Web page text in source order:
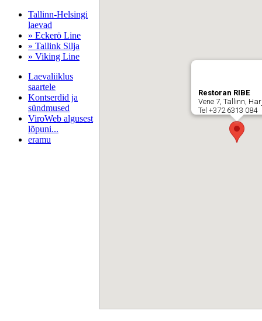
Tallinn-Helsingi
laevad
» Eckerö Line
» Tallink Silja
» Viking Line
Laevaliiklus
saartele
Kontserdid ja
sündmused
ViroWeb algusest
lõpuni...
eramu
Restoran RIBE
Vene 7, Tallinn,
Tel +372 6313 084